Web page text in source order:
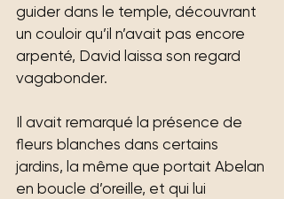
guider dans le temple, découvrant
un couloir qu’il n’avait pas encore
arpenté, David laissa son regard
vagabonder.
Il avait remarqué la présence de
fleurs blanches dans certains
jardins, la même que portait Abelan
en boucle d’oreille, et qui lui